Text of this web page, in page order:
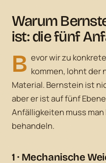
Warum
ist: die fünf
B evor wir zu
kommen, lohnt der
Material. Bernstein ist
aber er ist auf fünf
Anfälligkeiten muss
behandeln.
1 · Mechanische